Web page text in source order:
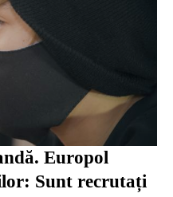
Europol
Sunt recrutați